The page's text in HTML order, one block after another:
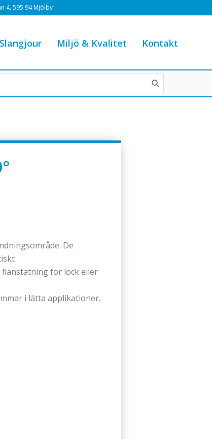
4, 595 94 Mjölby
Slangjour Miljö & Kvalitet Kontakt
De
flänstätning för lock eller
i lätta applikationer.